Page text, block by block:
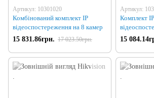
Артикул: 10301020
Комбінований комплект IP
відеоспостереження на 8 камер
15 831.86грн. 17 023.50грн.
Артикул:
Комплект IP
15